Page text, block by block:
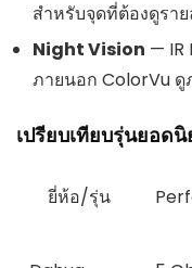
สำหรับจุดที่ต้องดูราย
Night Vision — IR
ภายนอก ColorVu
เปรียบเทียบรุ่นยอด
ยี่ห้อ/รุ่น